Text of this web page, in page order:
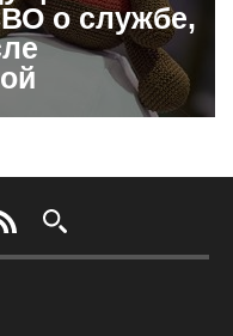
о службе,